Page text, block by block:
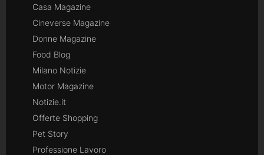
Casa Magazine
Cineverse Magazine
Donne Magazine
Food Blog
Milano Notizie
Motor Magazine
Notizie.it
Offerte Shopping
Pet Story
Professione Lavoro